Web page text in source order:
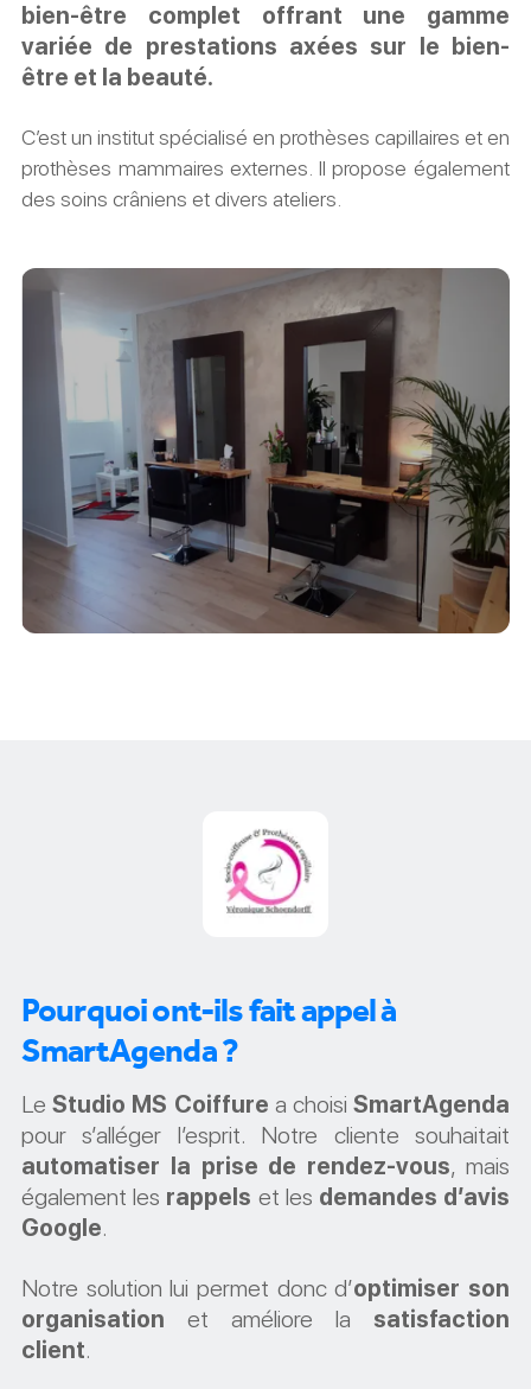
bien-être complet offrant une gamme
variée de prestations axées sur le bien-
être et la beauté.
C’est un institut spécialisé en prothèses capillaires et en
prothèses mammaires externes. Il propose également
des soins crâniens et divers ateliers.
Pourquoi ont-ils fait appel à
SmartAgenda ?
LeStudio MS Coiffure a choisiSmartAgenda
pour s’alléger l’esprit. Notre cliente souhaitait
automatiser la prise de rendez-vous, mais
également les rappels et les demandes d’avis
Google.
Notre solution lui permet donc d’optimiser son
organisation et améliore la satisfaction
client.